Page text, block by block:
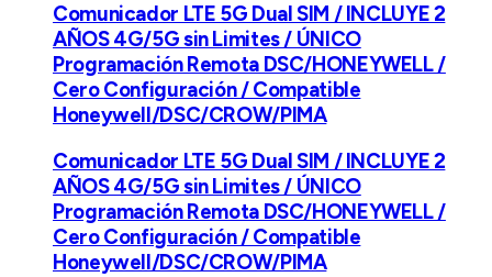
Comunicador LTE 5G Dual SIM / INCLUYE 2
AÑOS 4G/5G sin Limites / ÚNICO
Programación Remota DSC/HONEYWELL /
Cero Configuración / Compatible
Honeywell/DSC/CROW/PIMA
Comunicador LTE 5G Dual SIM / INCLUYE 2
AÑOS 4G/5G sin Limites / ÚNICO
Programación Remota DSC/HONEYWELL /
Cero Configuración / Compatible
Honeywell/DSC/CROW/PIMA